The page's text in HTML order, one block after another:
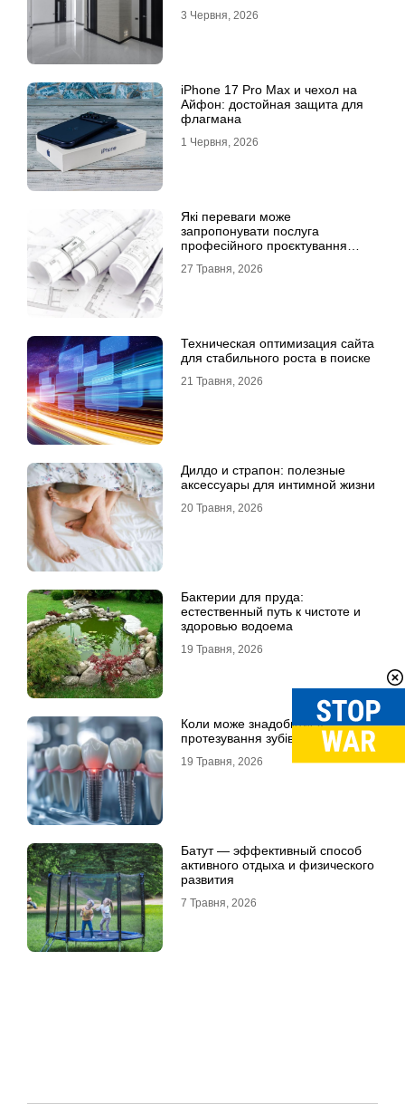
3 Червня, 2026
iPhone 17 Pro Max и чехол на
Айфон: достойная защита для
флагмана
1 Червня, 2026
Які переваги може
запропонувати послуга
професійного проєктування
27 Травня, 2026
Техническая оптимизация сайта
для стабильного роста в поиске
21 Травня, 2026
Дилдо и страпон: полезные
аксессуары для интимной жизни
20 Травня, 2026
Бактерии для пруда:
естественный путь к чистоте и
здоровью водоема
19 Травня, 2026
Коли може знадобитися
протезування зубів в Одесі
19 Травня, 2026
Батут — эффективный способ
активного отдыха и физического
развития
7 Травня, 2026